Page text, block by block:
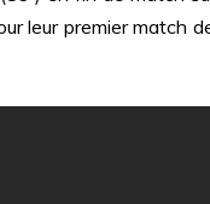
leur premier match